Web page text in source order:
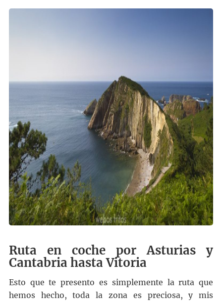
Ruta en coche por Asturias y
Cantabria hasta Vitoria
Esto que te presento es simplemente la ruta que
hemos hecho, toda la zona es preciosa, y mis